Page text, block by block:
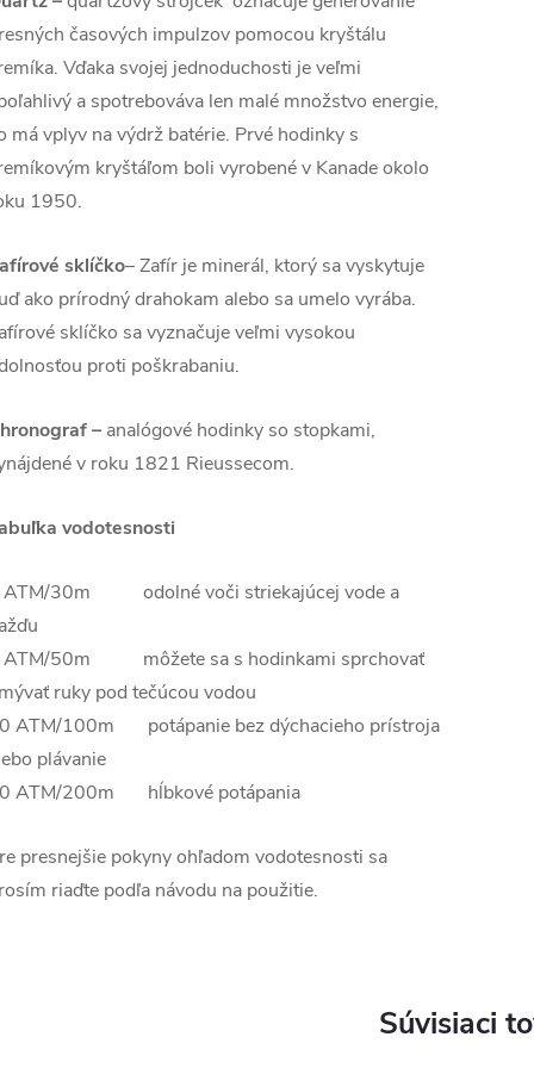
časových impulzov pomocou kryštálu
Vďaka svojej jednoduchosti je veľmi
a spotrebováva len malé množstvo energie,
má vplyv na výdrž batérie. Prvé hodinky s
kryštáľom boli vyrobené v Kanade okolo
1950.
sklíčko– Zafír je minerál, ktorý sa vyskytuje
ako prírodný drahokam alebo sa umelo vyrába.
sklíčko sa vyznačuje veľmi vysokou
proti poškrabaniu.
– analógové hodinky so stopkami,
v roku 1821 Rieussecom.
vodotesnosti
ATM/30m odolné voči striekajúcej vode a
ATM/50m môžete sa s hodinkami sprchovať
ruky pod tečúcou vodou
ATM/100m potápanie bez dýchacieho prístroja
plávanie
ATM/200m hĺbkové potápania
presnejšie pokyny ohľadom vodotesnosti sa
riaďte podľa návodu na použitie.
Súvisiaci